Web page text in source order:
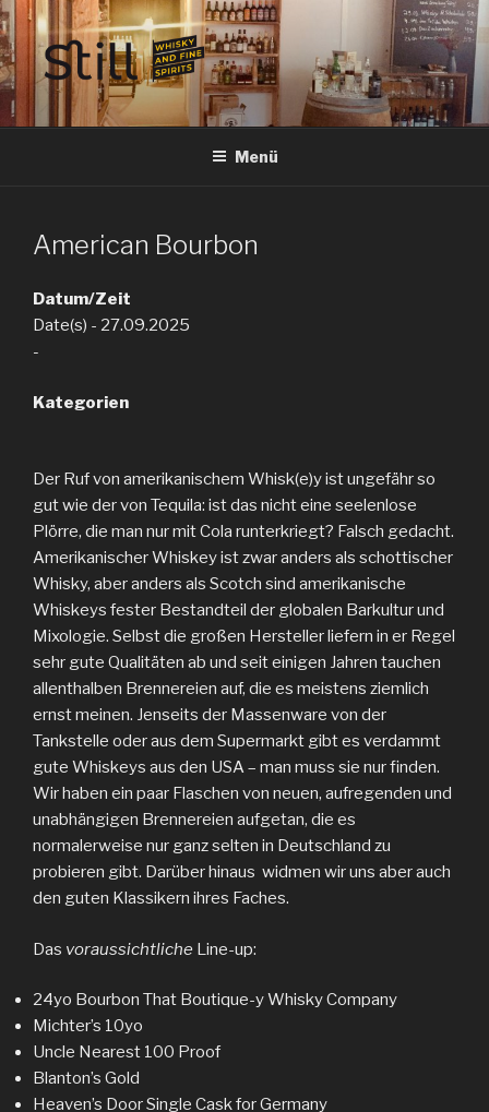
Zum
Inhalt
springen
STILL SPIRITS HILDESHEIM
Whisky, Rum, Gin, Cognac, Tequila und Tastings in Hildesheim
Menü
American Bourbon
Datum/Zeit
Date(s) - 27.09.2025
-
Kategorien
Der Ruf von amerikanischem Whisk(e)y ist ungefähr so
gut wie der von Tequila: ist das nicht eine seelenlose
Plörre, die man nur mit Cola runterkriegt? Falsch gedacht.
Amerikanischer Whiskey ist zwar anders als schottischer
Whisky, aber anders als Scotch sind amerikanische
Whiskeys fester Bestandteil der globalen Barkultur und
Mixologie. Selbst die großen Hersteller liefern in er Regel
sehr gute Qualitäten ab und seit einigen Jahren tauchen
allenthalben Brennereien auf, die es meistens ziemlich
ernst meinen. Jenseits der Massenware von der
Tankstelle oder aus dem Supermarkt gibt es verdammt
gute Whiskeys aus den USA – man muss sie nur finden.
Wir haben ein paar Flaschen von neuen, aufregenden und
unabhängigen Brennereien aufgetan, die es
normalerweise nur ganz selten in Deutschland zu
probieren gibt. Darüber hinaus widmen wir uns aber auch
den guten Klassikern ihres Faches.
Das voraussichtliche Line-up:
24yo Bourbon That Boutique-y Whisky Company
Michter’s 10yo
Uncle Nearest 100 Proof
Blanton’s Gold
Heaven’s Door Single Cask for Germany